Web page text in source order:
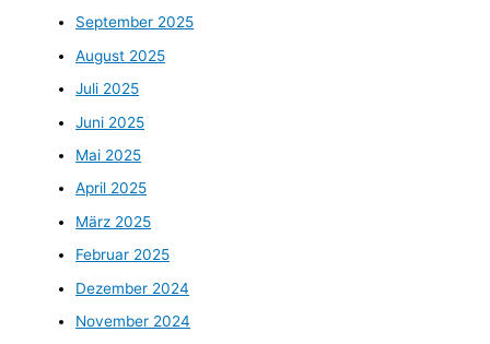
September 2025
August 2025
Juli 2025
Juni 2025
Mai 2025
April 2025
März 2025
Februar 2025
Dezember 2024
November 2024